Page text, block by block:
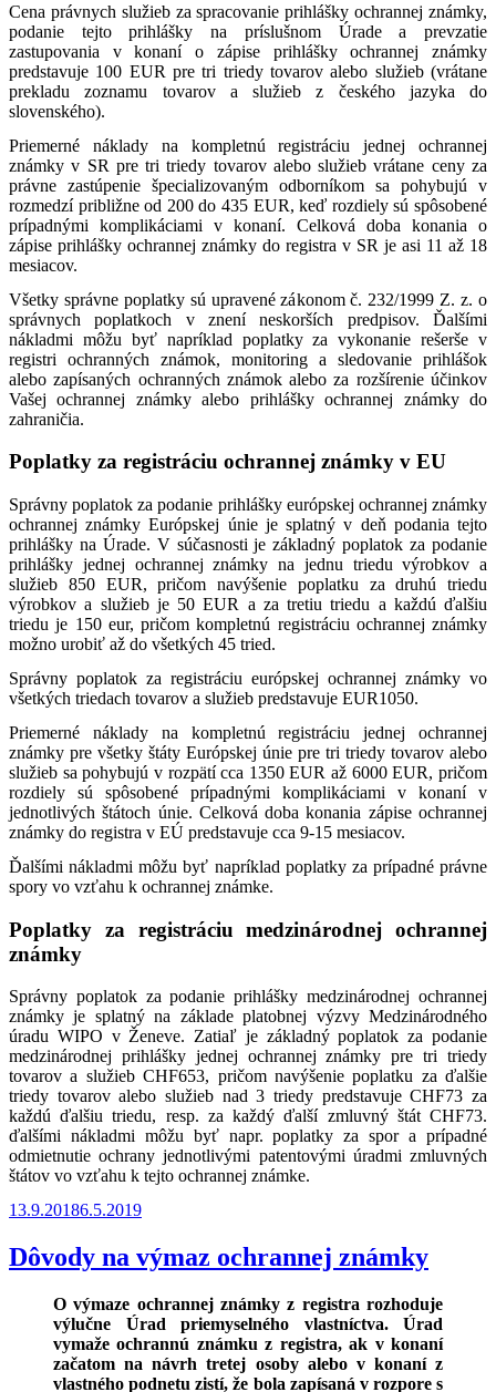
Cena právnych služieb za spracovanie prihlášky ochrannej známky,
podanie tejto prihlášky na príslušnom Úrade a prevzatie
zastupovania v konaní o zápise prihlášky ochrannej známky
predstavuje 100 EUR pre tri triedy tovarov alebo služieb (vrátane
prekladu zoznamu tovarov a služieb z českého jazyka do
slovenského).
Priemerné náklady na kompletnú registráciu jednej ochrannej
známky v SR pre tri triedy tovarov alebo služieb vrátane ceny za
právne zastúpenie špecializovaným odborníkom sa pohybujú v
rozmedzí približne od 200 do 435 EUR, keď rozdiely sú spôsobené
prípadnými komplikáciami v konaní. Celková doba konania o
zápise prihlášky ochrannej známky do registra v SR je asi 11 až 18
mesiacov.
Všetky správne poplatky sú upravené zákonom č. 232/1999 Z. z. o
správnych poplatkoch v znení neskorších predpisov. Ďalšími
nákladmi môžu byť napríklad poplatky za vykonanie rešerše v
registri ochranných známok, monitoring a sledovanie prihlášok
alebo zapísaných ochranných známok alebo za rozšírenie účinkov
Vašej ochrannej známky alebo prihlášky ochrannej známky do
zahraničia.
Poplatky za registráciu ochrannej známky v EU
Správny poplatok za podanie prihlášky európskej ochrannej známky
ochrannej známky Európskej únie je splatný v deň podania tejto
prihlášky na Úrade. V súčasnosti je základný poplatok za podanie
prihlášky jednej ochrannej známky na jednu triedu výrobkov a
služieb 850 EUR, pričom navýšenie poplatku za druhú triedu
výrobkov a služieb je 50 EUR a za tretiu triedu a každú ďalšiu
triedu je 150 eur, pričom kompletnú registráciu ochrannej známky
možno urobiť až do všetkých 45 tried.
Správny poplatok za registráciu európskej ochrannej známky vo
všetkých triedach tovarov a služieb predstavuje EUR1050.
Priemerné náklady na kompletnú registráciu jednej ochrannej
známky pre všetky štáty Európskej únie pre tri triedy tovarov alebo
služieb sa pohybujú v rozpätí cca 1350 EUR až 6000 EUR, pričom
rozdiely sú spôsobené prípadnými komplikáciami v konaní v
jednotlivých štátoch únie. Celková doba konania zápise ochrannej
známky do registra v EÚ predstavuje cca 9-15 mesiacov.
Ďalšími nákladmi môžu byť napríklad poplatky za prípadné právne
spory vo vzťahu k ochrannej známke.
Poplatky za registráciu medzinárodnej ochrannej
známky
Správny poplatok za podanie prihlášky medzinárodnej ochrannej
známky je splatný na základe platobnej výzvy Medzinárodného
úradu WIPO v Ženeve. Zatiaľ je základný poplatok za podanie
medzinárodnej prihlášky jednej ochrannej známky pre tri triedy
tovarov a služieb CHF653, pričom navýšenie poplatku za ďalšie
triedy tovarov alebo služieb nad 3 triedy predstavuje CHF73 za
každú ďalšiu triedu, resp. za každý ďalší zmluvný štát CHF73.
ďalšími nákladmi môžu byť napr. poplatky za spor a prípadné
odmietnutie ochrany jednotlivými patentovými úradmi zmluvných
štátov vo vzťahu k tejto ochrannej známke.
Publikované
13.9.20186.5.2019
Dôvody na výmaz ochrannej známky
O výmaze ochrannej známky z registra rozhoduje
výlučne Úrad priemyselného vlastníctva. Úrad
vymaže ochrannú známku z registra, ak v konaní
začatom na návrh tretej osoby alebo v konaní z
vlastného podnetu zistí, že bola zapísaná v rozpore s